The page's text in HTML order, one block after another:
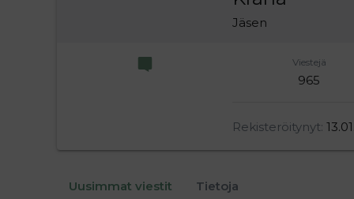
Jäsen
Viestejä
965
Rekisteröitynyt
Uusimmat viestit Tietoja